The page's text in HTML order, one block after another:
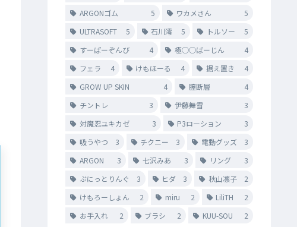
ARGONゴム
5 ワカメさん
5
ULTRASOFT
5 石川澪 5 トルソー
5
すーぱーぞんび
4 極◯◯ばーじん
4
フェラ
4 けもほーる 4 据え置き
4
GROW UP SKIN
4 膣断層
4
チントレ
3 伊藤舞雪
3
対魔忍ユキカゼ
3 P3ローション
3
吸うやつ
3 チクニー 3 電動グッズ
3
ARGON
3 七沢みあ 3 リング
3
ぷにっとりんぐ
3 ヒダ 3 秋山凛子
2
けもろーしょん
2 miru 2 LiliTH
2
お手入れ
2 ブラシ 2 KUU-SOU 2